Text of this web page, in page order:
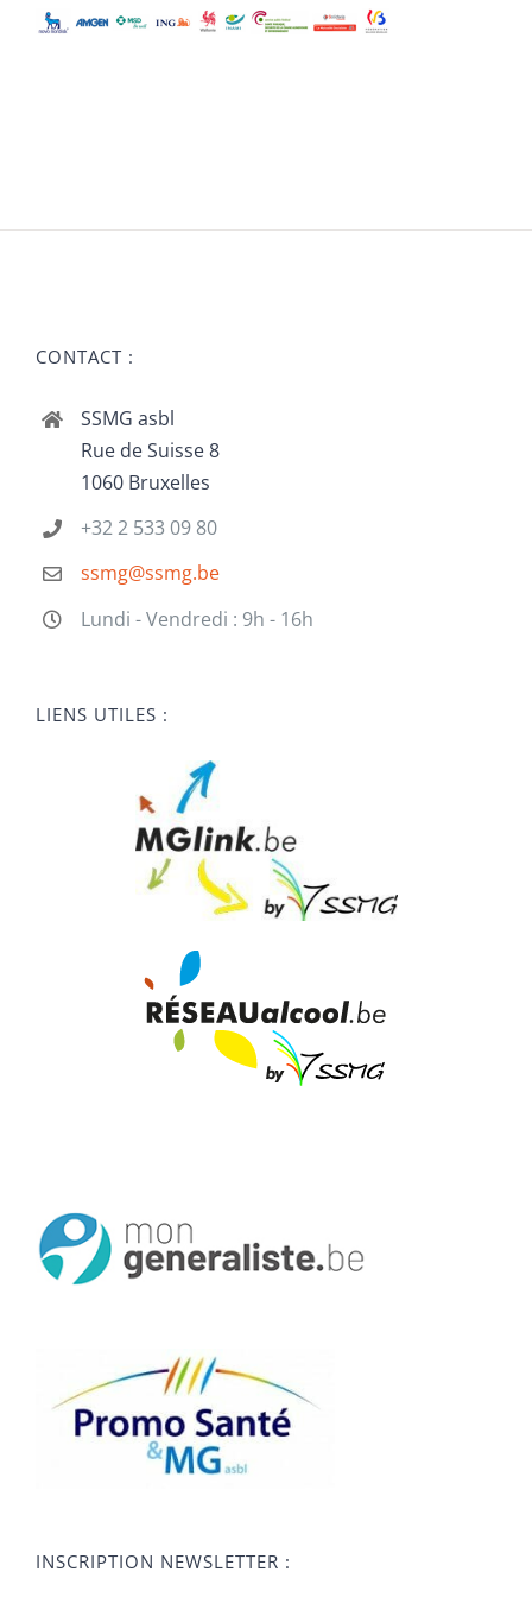
CONTACT :
SSMG asbl
Rue de Suisse 8
1060 Bruxelles
+32 2 533 09 80
ssmg@ssmg.be
Lundi - Vendredi : 9h - 16h
LIENS UTILES :
INSCRIPTION NEWSLETTER :